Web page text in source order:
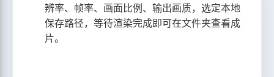
辨率、帧率、画面比例、输出画质，选定本地
保存路径，等待渲染完成即可在文件夹查看成
片。